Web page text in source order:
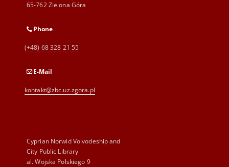
65-762 Zielona Góra
Phone
(+48) 68 328 21 55
E-Mail
kontakt@zbc.uz.zgora.pl
Cyprian Norwid Voivodeship and
City Public Library
al. Wojska Polskiego 9